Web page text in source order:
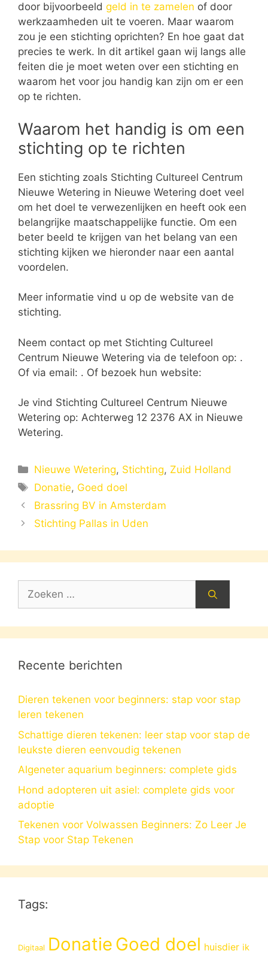
door bijvoorbeeld geld in te zamelen of door
werkzaamheden uit te voeren. Maar waarom
zou je een stichting oprichten? En hoe gaat dat
precies te werk. In dit artikel gaan wij langs alle
feiten die je moet weten over een stichting en
waarom het voor jou handig kan zijn om er een
op te richten.
Waarom het handig is om een
stichting op te richten
Een stichting zoals Stichting Cultureel Centrum
Nieuwe Wetering in Nieuwe Wetering doet veel
om het doel te verwezenlijken en heeft ook een
belangrijke maatschappelijke functie. Om een
beter beeld te krijgen van het belang van een
stichting kijken we hieronder naar een aantal
voordelen.
Meer informatie vind u op de website van de
stichting.
Neem contact op met Stichting Cultureel
Centrum Nieuwe Wetering via de telefoon op: .
Of via email: . Of bezoek hun website:
Je vind Stichting Cultureel Centrum Nieuwe
Wetering op: Achterweg 12 2376 AX in Nieuwe
Wetering.
Categorieën
Nieuwe Wetering, Stichting, Zuid Holland
Tags
Donatie, Goed doel
Brassring BV in Amsterdam
Stichting Pallas in Uden
Zoek
Recente berichten
Dieren tekenen voor beginners: stap voor stap
leren tekenen
Schattige dieren tekenen: leer stap voor stap de
leukste dieren eenvoudig tekenen
Algeneter aquarium beginners: complete gids
Hond adopteren uit asiel: complete gids voor
adoptie
Tekenen voor Volwassen Beginners: Zo Leer Je
Stap voor Stap Tekenen
Tags:
Digitaal Donatie Goed doel huisdier ik